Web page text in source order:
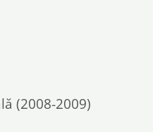
(2008-2009)